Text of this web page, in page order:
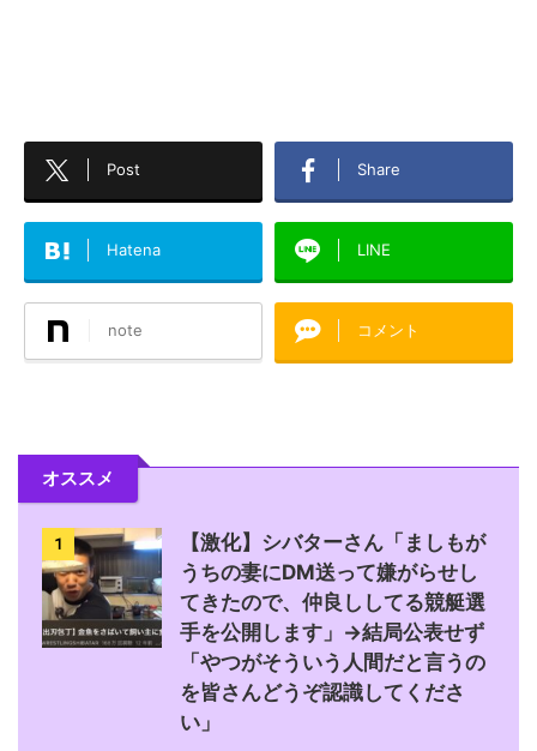
Post Share
Hatena LINE
note コメント
オススメ
1
【激化】シバターさん「ましもが
うちの妻にDM送って嫌がらせし
てきたので、仲良ししてる競艇選
手を公開します」→結局公表せず
「やつがそういう人間だと言うの
を皆さんどうぞ認識してくださ
い」